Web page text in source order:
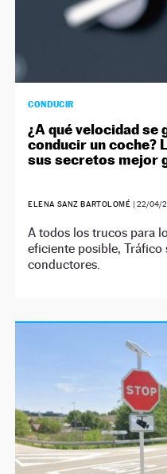
CONDUCIR
¿A qué velocidad se
conducir un coche?
sus secretos mejor
ELENA SANZ BARTOLOMÉ | 22/04/
A todos los trucos para
eficiente posible, Tráfico
conductores.